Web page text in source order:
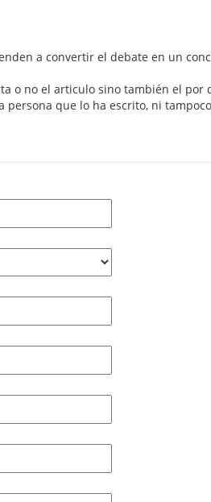
a convertir el debate en un
o no el articulo sino también el por
que lo ha escrito, ni